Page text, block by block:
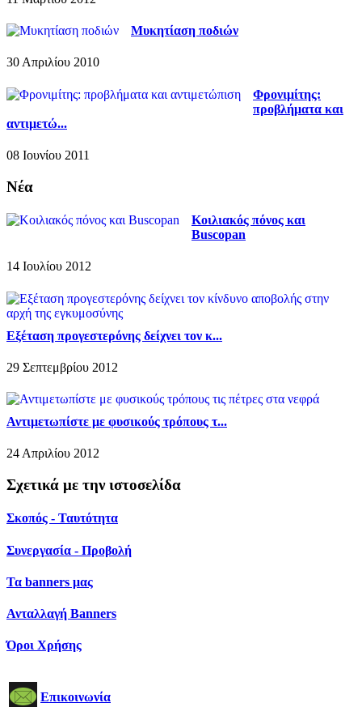
Μυκητίαση ποδιών
30 Απριλίου 2010
Φρονιμίτης:
προβλήματα και
αντιμετώ...
08 Ιουνίου 2011
Νέα
Κοιλιακός πόνος και
Buscopan
14 Ιουλίου 2012
Εξέταση προγεστερόνης δείχνει τον κ...
29 Σεπτεμβρίου 2012
Αντιμετωπίστε με φυσικούς τρόπους τ...
24 Απριλίου 2012
Σχετικά με την ιστοσελίδα
Σκοπός - Ταυτότητα
Συνεργασία - Προβολή
Τα banners μας
Ανταλλαγή Banners
Όροι Χρήσης
Επικοινωνία